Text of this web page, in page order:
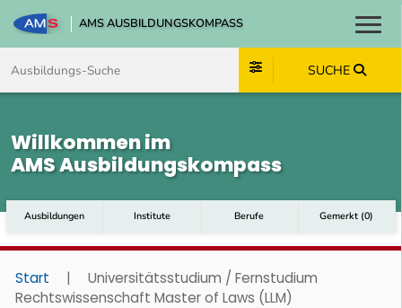
AMS AUSBILDUNGSKOMPASS
SUCHE
Willkommen im
AMS Ausbildungskompass
Ausbildungen Institute Berufe Gemerkt (0)
Start |
Universitätsstudium / Fernstudium
Rechtswissenschaft Master of Laws (LLM)